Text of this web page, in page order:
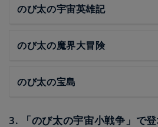
のび太の宇宙英雄記
のび太の魔界大冒険
のび太の宝島
3. 「のび太の宇宙小戦争」で